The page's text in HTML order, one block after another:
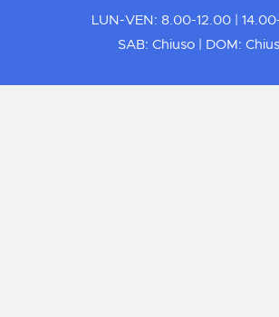
LUN-VEN: 8.00-12.00 |
SAB: Chiuso | DOM: